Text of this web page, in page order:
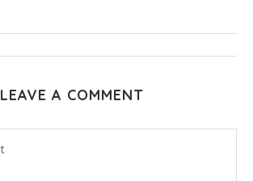
LEAVE A COMMENT